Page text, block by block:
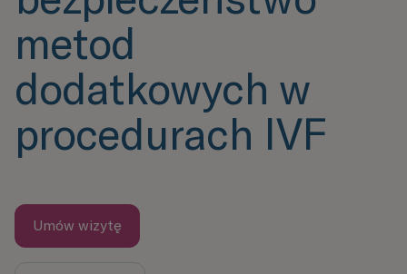
metod
dodatkowych w
procedurach IVF
Umów wizytę